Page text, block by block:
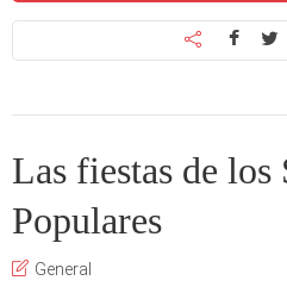
Las fiestas de los
Populares
General